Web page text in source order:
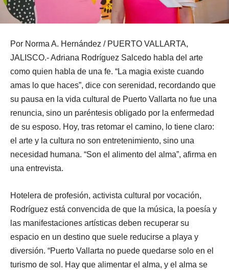
Por Norma A. Hernández / PUERTO VALLARTA,
JALISCO.- Adriana Rodríguez Salcedo habla del arte
como quien habla de una fe. “La magia existe cuando
amas lo que haces”, dice con serenidad, recordando que
su pausa en la vida cultural de Puerto Vallarta no fue una
renuncia, sino un paréntesis obligado por la enfermedad
de su esposo. Hoy, tras retomar el camino, lo tiene claro:
el arte y la cultura no son entretenimiento, sino una
necesidad humana. “Son el alimento del alma”, afirma en
una entrevista.
Hotelera de profesión, activista cultural por vocación,
Rodríguez está convencida de que la música, la poesía y
las manifestaciones artísticas deben recuperar su
espacio en un destino que suele reducirse a playa y
diversión. “Puerto Vallarta no puede quedarse solo en el
turismo de sol. Hay que alimentar el alma, y el alma se